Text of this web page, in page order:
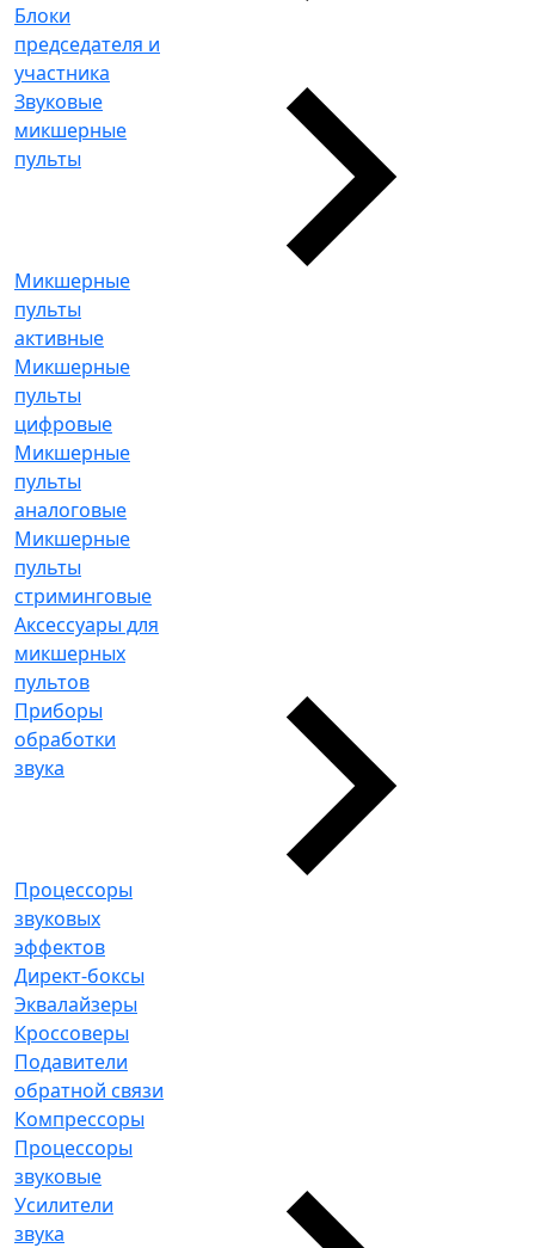
Блоки
председателя и
участника
Звуковые
микшерные
пульты
Микшерные
пульты
активные
Микшерные
пульты
цифровые
Микшерные
пульты
аналоговые
Микшерные
пульты
стриминговые
Аксессуары для
микшерных
пультов
Приборы
обработки
звука
Процессоры
звуковых
эффектов
Директ-боксы
Эквалайзеры
Кроссоверы
Подавители
обратной связи
Компрессоры
Процессоры
звуковые
Усилители
звука